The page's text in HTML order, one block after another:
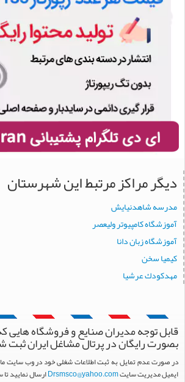
دیگر مراکز مرتبط این شهرستان
مدرسه شاهدنيايش
آموزشگاه کامپيوتر وليعصر
آموزشگاه زبان دانا
کيميا سخن
مهدكودك عرشيا
قابل توجه مدیران صنایع و فروشگاه هایی
بصورت رایگان در پرتال مشاغل ایران
در صورت عدم تمایل به ثبت اطلاعات شغلی خود در وب سایت
ایمیل مدیریت سایتDrsmsco@yahoo.comارسال نمایید